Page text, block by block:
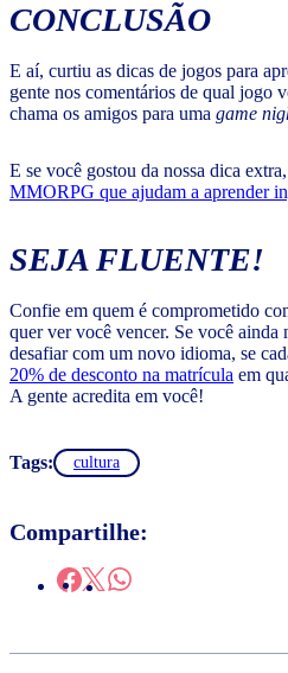
CONCLUSÃO
E aí, curtiu as dicas de jogos para
gente nos comentários de qual jogo
chama os amigos para uma game
E se você gostou da nossa dica
MMORPG que ajudam a aprender
SEJA FLUENTE!
Confie em quem é comprometido
quer ver você vencer. Se você ainda
desafiar com um novo idioma, se
20% de desconto na matrícula em
A gente acredita em você!
Tags: cultura
Compartilhe: